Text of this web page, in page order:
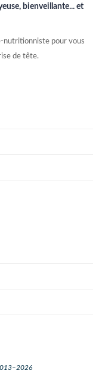
bienveillante... et
nutritionniste pour vous
de tête.